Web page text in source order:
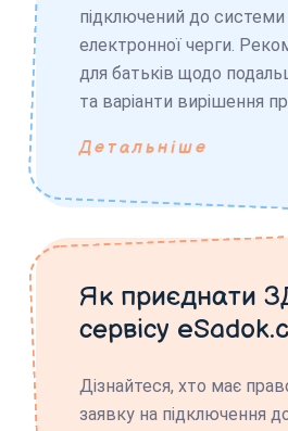
підключений до системи
електронної черги.
для батьків щодо
та варіанти вирішення
Детальніше
Як приєднати
сервісу
Дізнайтеся, хто має
заявку на підключення